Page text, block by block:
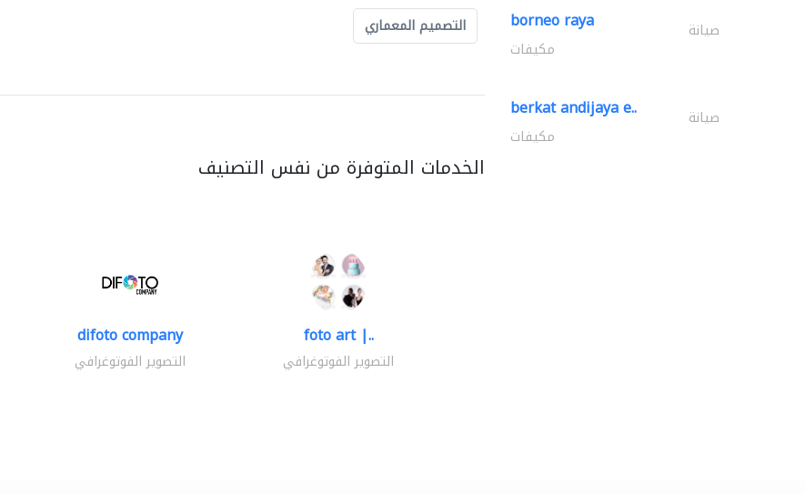
التصميم المعماري
الخدمات المتوفرة من نفس التصنيف
difoto company
التصوير الفوتوغرافي
foto art |..
التصوير الفوتوغرافي
borneo raya صيانة
مكيفات
berkat andijaya e.. صيانة
مكيفات